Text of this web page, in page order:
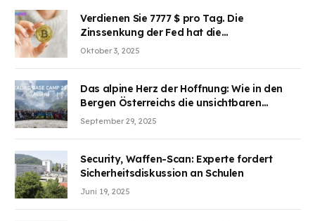
Verdienen Sie 7777 $ pro Tag. Die
Zinssenkung der Fed hat die
Aufmerksamkeit des Marktes erregt.
Oktober 3, 2025
Das alpine Herz der Hoffnung: Wie in den
Bergen Österreichs die unsichtbaren
Wunden des Kriegesheilen
September 29, 2025
Security, Waffen-Scan: Experte fordert
Sicherheitsdiskussion an Schulen
Juni 19, 2025